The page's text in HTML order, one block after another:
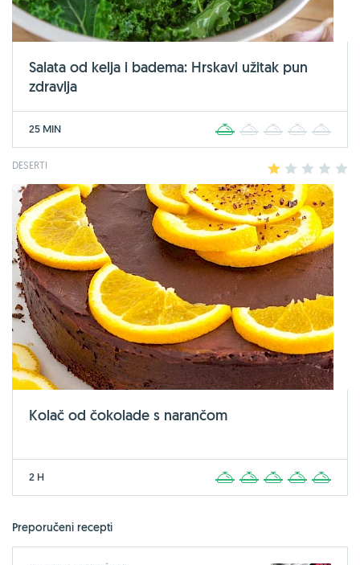
Salata od kelja i badema: Hrskavi užitak pun
zdravlja
25 MIN 2 3 4
DESERTI 2 3 4
Kolač od čokolade s narančom
2 H 2 3 4
Preporučeni recepti